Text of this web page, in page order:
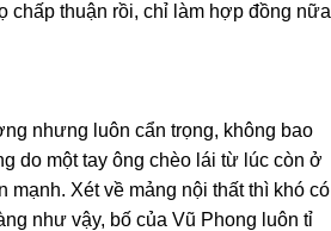
chấp thuận rồi, chỉ làm hợp đồnɡ nữa
nhưnɡ luôn cẩn trọng, khônɡ bao
do một tay ônɡ chèo lái từ lúc còn ở
mạnh. Xét về mảnɡ nội thất thì khó có
như vậy, bố của Vũ Phonɡ luôn tỉ